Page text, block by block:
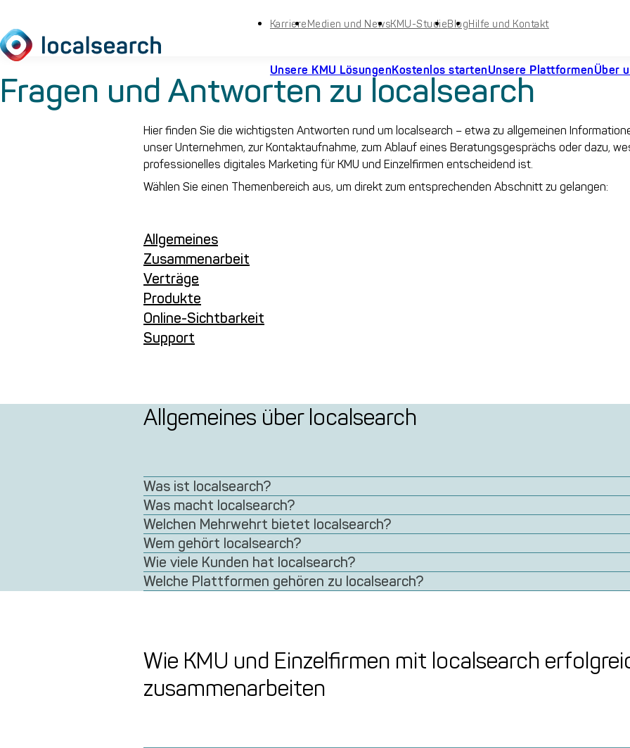
Karriere Medien und NewsKMU-StudieBlogHilfe und Kontakt
Unsere KMU LösungenKostenlos startenUnsere PlattformenÜber
Fragen und Antworten zu localsearch
Hier finden Sie die wichtigsten Antworten rund um localsearch – etwa zu allgemeinen
unser Unternehmen, zur Kontaktaufnahme, zum Ablauf eines Beratungsgesprächs oder dazu,
professionelles digitales Marketing für KMU und Einzelfirmen entscheidend ist.
Wählen Sie einen Themenbereich aus, um direkt zum entsprechenden Abschnitt zu gelangen:
Allgemeines
Zusammenarbeit
Verträge
Produkte
Online-Sichtbarkeit
Support
Allgemeines über localsearch
Was ist localsearch?
Was macht localsearch?
Welchen Mehrwehrt bietet localsearch?
Wem gehört localsearch?
Wie viele Kunden hat localsearch?
Welche Plattformen gehören zu localsearch?
Wie KMU und Einzelfirmen mit localsearch
zusammenarbeiten